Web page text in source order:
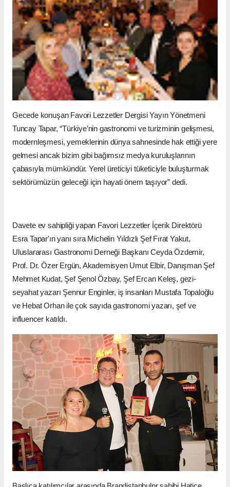
Gecede konuşan Favori Lezzetler Dergisi Yayın Yönetmeni
Tuncay Tapar, “Türkiye’nin gastronomi ve turizminin gelişmesi,
modernleşmesi, yemeklerinin dünya sahnesinde hak ettiği yere
gelmesi ancak bizim gibi bağımsız medya kuruluşlarının
çabasıyla mümkündür. Yerel üreticiyi tüketiciyle buluşturmak
sektörümüzün geleceği için hayati önem taşıyor” dedi.
Davete ev sahipliği yapan Favori Lezzetler İçerik Direktörü
Esra Tapar'ın yanı sıra Michelin Yıldızlı Şef Fırat Yakut,
Uluslararası Gastronomi Derneği Başkanı Ceyda Özdemir,
Prof. Dr. Özer Ergün, Akademisyen Umut Elbir, Danışman Şef
Mehmet Kudat, Şef Şenol Özbay, Şef Ercan Keleş, gezi-
seyahat yazarı Şennur Enginler, iş insanları Mustafa Topaloğlu
ve Hebat Orhan ile çok sayıda gastronomi yazarı, şef ve
influencer katıldı.